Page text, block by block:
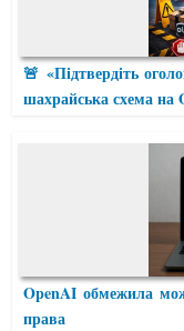
🚨 «Підтвердіть
шахрайська схема на
OpenAI обмежила
права